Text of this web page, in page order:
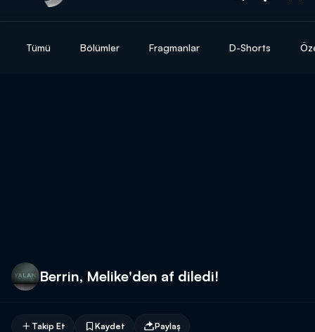
Tümü Bölümler Fragmanlar D-Shorts
Berrin, Melike'den af diledi!
Takip Et Kaydet Paylaş